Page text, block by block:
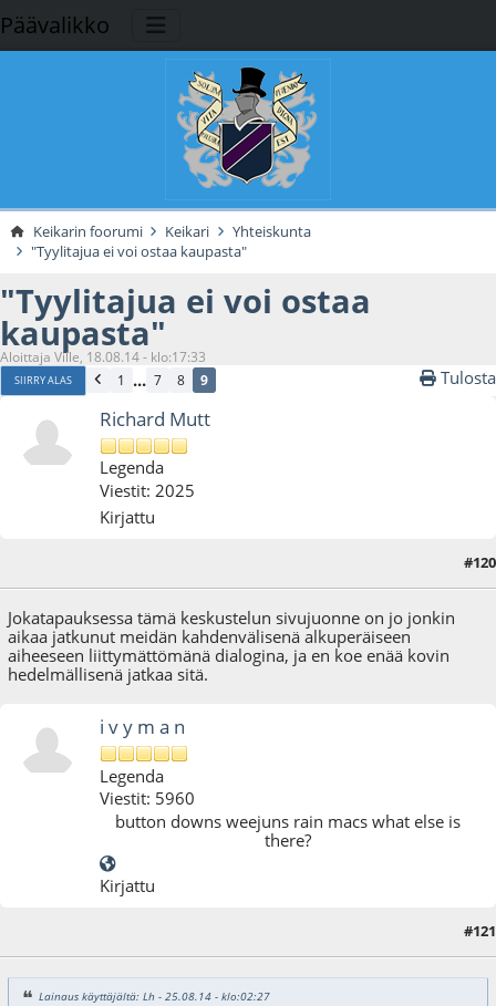
Päävalikko
Keikarin foorumi Keikari
Yhteiskunta
"Tyylitajua ei voi ostaa kaupasta"
"Tyylitajua ei voi ostaa
kaupasta"
Aloittaja Ville, 18.08.14 - klo:17:33
SIIRRY ALAS 1 ... 7 8 9 Tulosta
Richard Mutt
Legenda
Viestit: 2025
Kirjattu
#120
Jokatapauksessa tämä keskustelun sivujuonne on jo jonkin
aikaa jatkunut meidän kahdenvälisenä alkuperäiseen
aiheeseen liittymättömänä dialogina, ja en koe enää kovin
hedelmällisenä jatkaa sitä.
i v y m a n
Legenda
Viestit: 5960
button downs weejuns rain macs what else is
there?
Kirjattu
#121
Lainaus käyttäjältä: Lh - 25.08.14 - klo:02:27